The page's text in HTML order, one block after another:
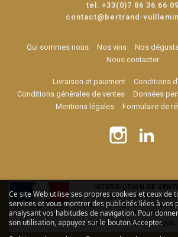
Ce site Web utilise ses propres cookies et ceux de
services et vous montrer des publicités liées à vos
analysant vos habitudes de navigation. Pour
son utilisation, appuyez sur le bouton Accepter.
tel: +33(0)7 86 36 66 09
contact@bertrand-
Qui sommes nous Nos vins Nos
Nous contacter
Livraison et paiement
Conditions
Conditions générales de ventes
Données
Mentions légales
Formulaire de
INTERDICTION DE
ALCOOLIQUES AUX
La preuve de majorité de
de la vente en
CODE DE LA SANTE